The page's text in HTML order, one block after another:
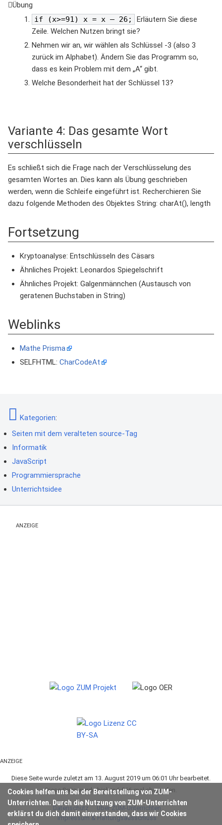
Übung
if (x>=91) x = x – 26;
Erläutern Sie diese
Zeile. Welchen Nutzen bringt sie?
Nehmen wir an, wir wählen als Schlüssel -3 (also 3
zurück im Alphabet). Ändern Sie das Programm so,
dass es kein Problem mit dem „A“ gibt.
Welche Besonderheit hat der Schlüssel 13?
Variante 4: Das gesamte Wort
verschlüsseln
Es schließt sich die Frage nach der Verschlüsselung des
gesamten Wortes an. Dies kann als Übung geschrieben
werden, wenn die Schleife eingeführt ist. Recherchieren Sie
dazu folgende Methoden des Objektes String: charAt(), length
Fortsetzung
Kryptoanalyse: Entschlüsseln des Cäsars
Ähnliches Projekt: Leonardos Spiegelschrift
Ähnliches Projekt: Galgenmännchen (Austausch von
geratenen Buchstaben in String)
Weblinks
Mathe Prisma
SELFHTML: CharCodeAt
Kategorien:
Seiten mit dem veralteten source-Tag
Informatik
JavaScript
Programmiersprache
Unterrichtsidee
Cookies helfen uns bei der Bereitstellung von ZUM-
Unterrichten. Durch die Nutzung von ZUM-Unterrichten
erklärst du dich damit einverstanden, dass wir Cookies
ANZEIGE
ANZEIGE
Diese Seite wurde zuletzt am 13. August 2019 um 06:01 Uhr bearbeitet.
Diese Seite wurde bisher 6.566-mal abgerufen.
Datenschutz
Über ZUM-Unterrichten
Impressum & Haftungsausschluss